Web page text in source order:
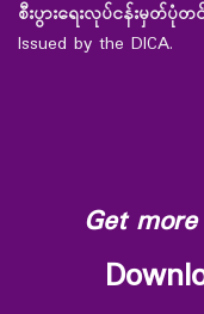
စီးပွားရေးလုပ်ငန်းမှ
Issued by the DICA.
Get